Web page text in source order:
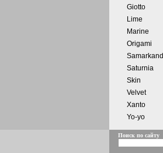
Giotto
Lime
Marine
Origami
Samarkand
Saturnia
Skin
Velvet
Xanto
Yo-yo
Поиск по сайту